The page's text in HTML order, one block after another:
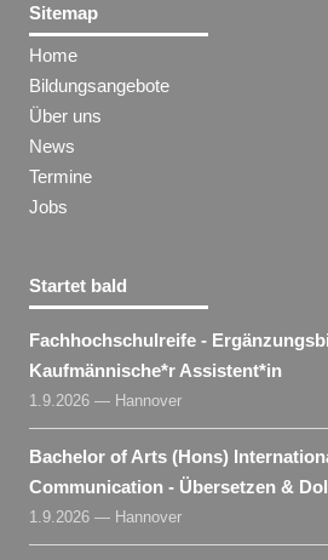
Sitemap
Home
Bildungsangebote
Über uns
News
Termine
Jobs
Startet bald
Fachhochschulreife -
Kaufmännische*r Assistent​*in
1.9.2026 — Hannover
Bachelor of Arts (Hons)
Communication - Übersetzen &
1.9.2026 — Hannover